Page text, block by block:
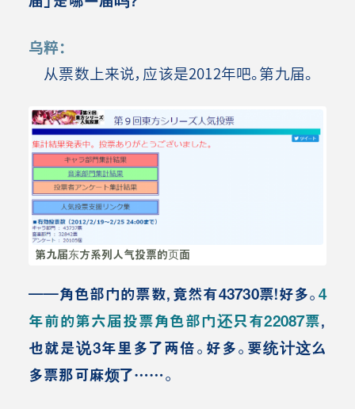
乌粹：
从票数上来说，应该是2012年吧。第九届。
第九届东方系列人气投票的页面
――角色部门的票数，竟然有43730票！好多。4
年前的第六届投票角色部门还只有22087票，
也就是说3年里多了两倍。好多。要统计这么
多票那可麻烦了……。